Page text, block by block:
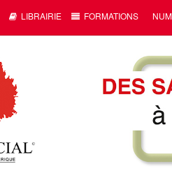
LIBRAIRIE FORMATIONS